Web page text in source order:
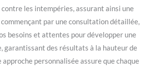
les intempéries, assurant ainsi une
par une consultation détaillée,
besoins et attentes pour développer une
garantissant des résultats à la hauteur de
personnalisée assure que chaque